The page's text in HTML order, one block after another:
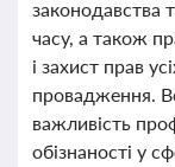
законодавства
часу, а також
і захист прав
провадження.
важливість
обізнаності у